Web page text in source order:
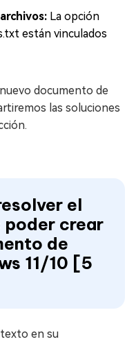
La opción
están vinculados
documento de
las soluciones
el
poder crear
de
11/10 [5
en su